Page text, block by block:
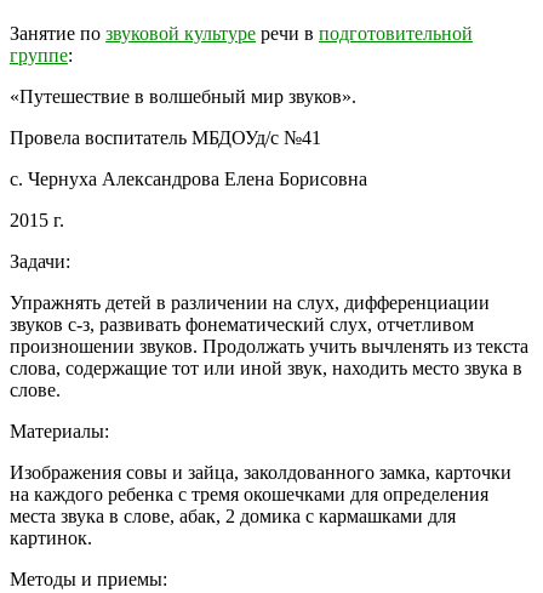
Занятие по звуковой культуре речи в подготовительной
группе:
«Путешествие в волшебный мир звуков».
Провела воспитатель МБДОУд/с №41
с. Чернуха Александрова Елена Борисовна
2015 г.
Задачи:
Упражнять детей в различении на слух, дифференциации
звуков с-з, развивать фонематический слух, отчетливом
произношении звуков. Продолжать учить вычленять из текста
слова, содержащие тот или иной звук, находить место звука в
слове.
Материалы:
Изображения совы и зайца, заколдованного замка, карточки
на каждого ребенка с тремя окошечками для определения
места звука в слове, абак, 2 домика с кармашками для
картинок.
Методы и приемы: